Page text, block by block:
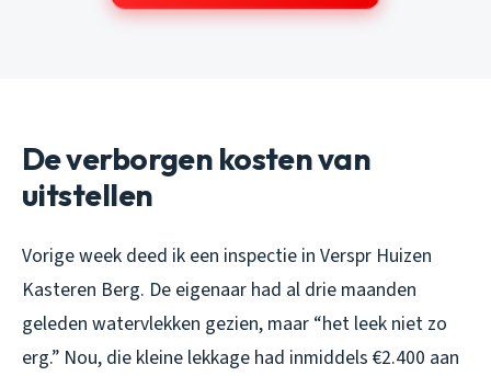
De verborgen kosten van
uitstellen
Vorige week deed ik een inspectie in Verspr Huizen
Kasteren Berg. De eigenaar had al drie maanden
geleden watervlekken gezien, maar “het leek niet zo
erg.” Nou, die kleine lekkage had inmiddels €2.400 aan